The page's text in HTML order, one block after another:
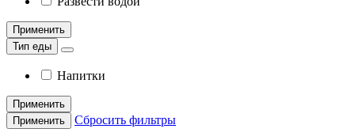
Применить
Тип еды
Напитки
Применить
Применить
Сбросить фильтры